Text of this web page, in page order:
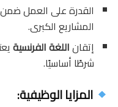
القدرة على العمل
المشاريع الكبرى.
إتقاناللغة الفرنسية
شرطًا أساسيًا.
المزايا الوظيفية: